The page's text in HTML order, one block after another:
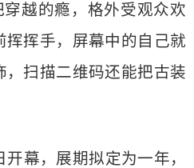
穿越的瘾，格外受观众欢
挥挥手，屏幕中的自己就
，扫描二维码还能把古装
幕，展期拟定为一年，